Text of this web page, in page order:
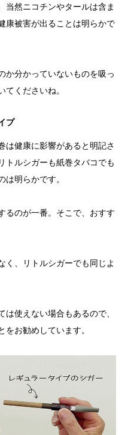
当然ニコチンやタールは含ま
康被害が出ることは明らかで
か分かっていないものを吸っ
くださいね。
プ
は健康に影響があると明記さ
トルシガーも紙巻タバコでも
明らかです。
るのが一番。そこで、おすす
く、リトルシガーでも同じよ
使えない場合もあるので、
をお勧めしています。